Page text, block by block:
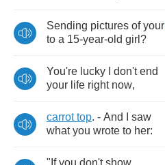
Sending pictures of your
to a 15-year-old girl ?
You're lucky don't end
your life right now,
carrot top. - And
saw
what you wrote to her:
" If you don't show